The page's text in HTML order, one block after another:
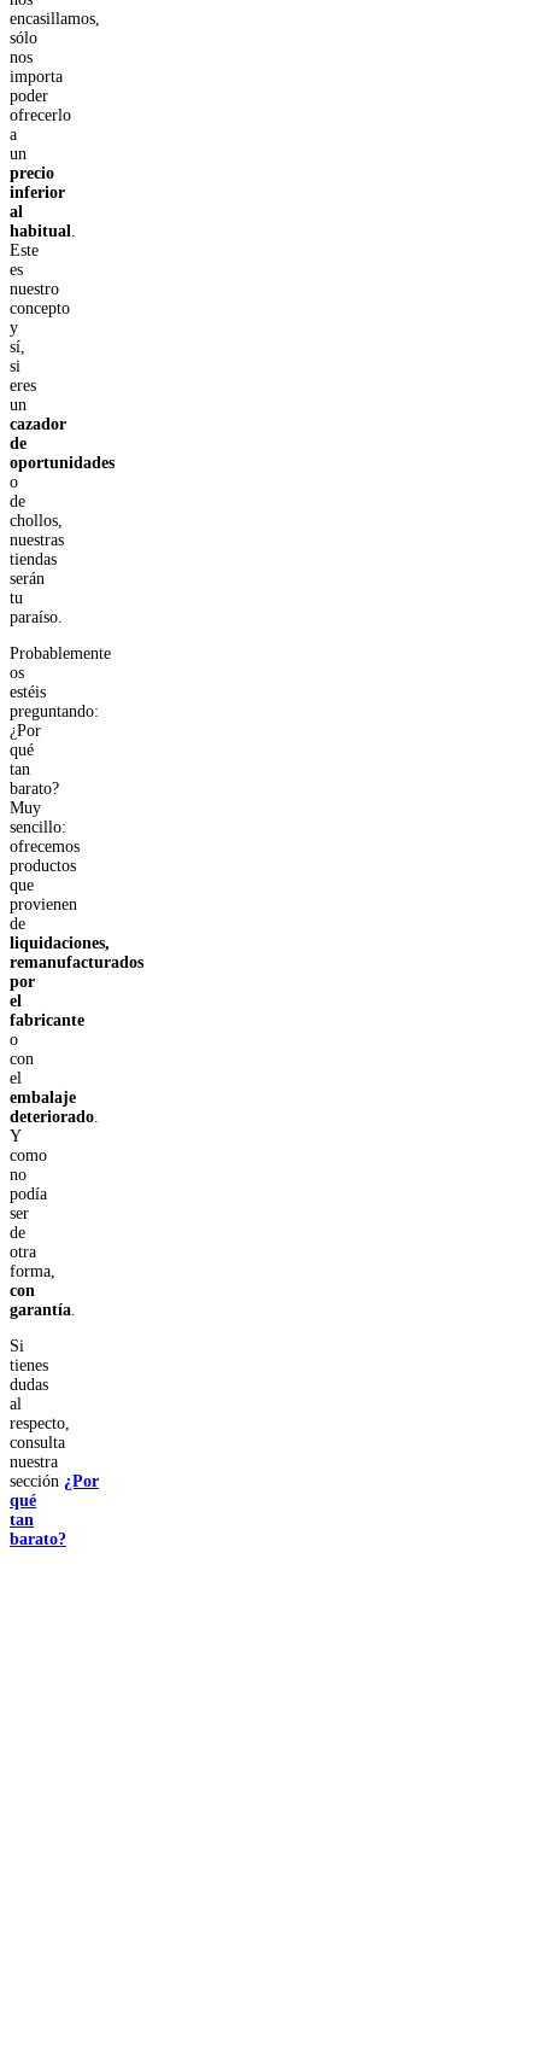
encasillamos,
sólo
nos
importa
poder
ofrecerlo
a
un
precio
inferior
al
habitual
Este
es
nuestro
concepto
y
sí,
si
eres
un
cazador
de
oportunidades
o
de
chollos,
nuestras
tiendas
serán
tu
paraíso.
Probablemente
os
estéis
preguntando:
¿Por
qué
tan
barato?
Muy
sencillo:
ofrecemos
productos
que
provienen
de
liquidaciones,
remanufacturados
por
el
fabricante
o
con
el
embalaje
deteriorado
Y
como
no
podía
ser
de
otra
forma,
con
garantía
Si
tienes
dudas
al
respecto,
consulta
nuestra
sección ¿Por
qué
tan
barato?